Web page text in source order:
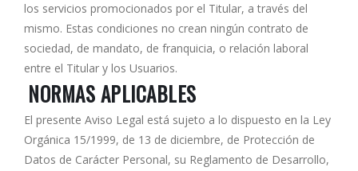
los servicios promocionados por el Titular, a través del
mismo. Estas condiciones no crean ningún contrato de
sociedad, de mandato, de franquicia, o relación laboral
entre el Titular y los Usuarios.
NORMAS APLICABLES
El presente Aviso Legal está sujeto a lo dispuesto en la Ley
Orgánica 15/1999, de 13 de diciembre, de Protección de
Datos de Carácter Personal, su Reglamento de Desarrollo,